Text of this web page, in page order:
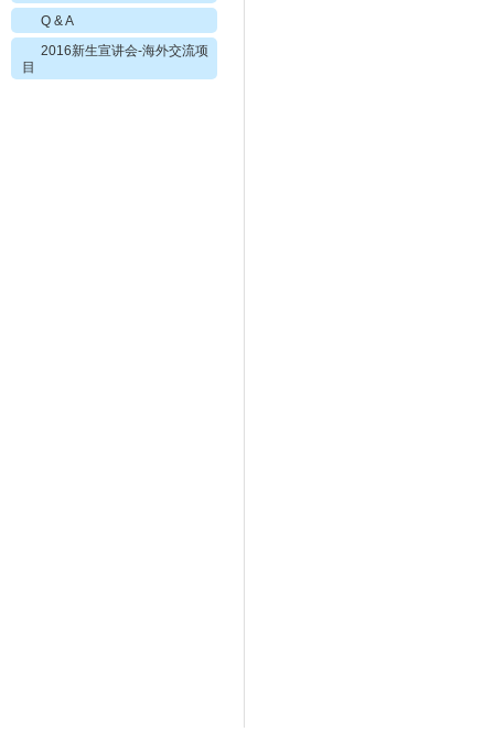
Q & A
2016新生宣讲会-海外交流项
目